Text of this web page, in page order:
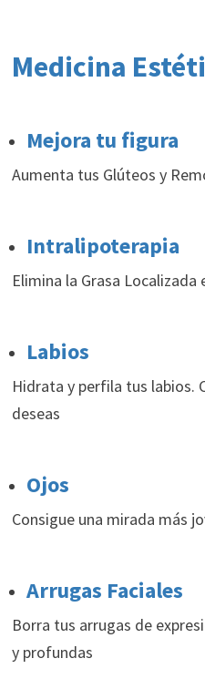
Medicina
Mejora tu figura
Aumenta tus Glúteos y
Intralipoterapia
Elimina la Grasa Localizada
Labios
Hidrata y perfila tus labios.
deseas
Ojos
Consigue una mirada más
Arrugas Faciales
Borra tus arrugas de
y profundas